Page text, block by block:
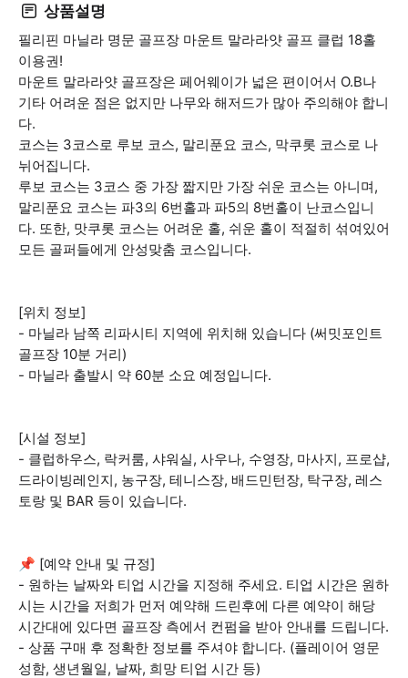
상품설명
필리핀 마닐라 명문 골프장 마운트 말라라얏 골프 클럽 18홀
이용권!
마운트 말라라얏 골프장은 페어웨이가 넓은 편이어서 O.B나
기타 어려운 점은 없지만 나무와 해저드가 많아 주의해야 합니
다.
코스는 3코스로 루보 코스, 말리푼요 코스, 막쿠롯 코스로 나
뉘어집니다.
루보 코스는 3코스 중 가장 짧지만 가장 쉬운 코스는 아니며,
말리푼요 코스는 파3의 6번홀과 파5의 8번홀이 난코스입니
다. 또한, 맛쿠롯 코스는 어려운 홀, 쉬운 홀이 적절히 섞여있어
모든 골퍼들에게 안성맞춤 코스입니다.
[위치 정보]
- 마닐라 남쪽 리파시티 지역에 위치해 있습니다 (써밋포인트
골프장 10분 거리)
- 마닐라 출발시 약 60분 소요 예정입니다.
[시설 정보]
- 클럽하우스, 락커룸, 샤워실, 사우나, 수영장, 마사지, 프로샵,
드라이빙레인지, 농구장, 테니스장, 배드민턴장, 탁구장, 레스
토랑 및 BAR 등이 있습니다.
📌 [예약 안내 및 규정]
- 원하는 날짜와 티업 시간을 지정해 주세요. 티업 시간은 원하
시는 시간을 저희가 먼저 예약해 드린후에 다른 예약이 해당
시간대에 있다면 골프장 측에서 컨펌을 받아 안내를 드립니다.
- 상품 구매 후 정확한 정보를 주셔야 합니다. (플레이어 영문
성함, 생년월일, 날짜, 희망 티업 시간 등)